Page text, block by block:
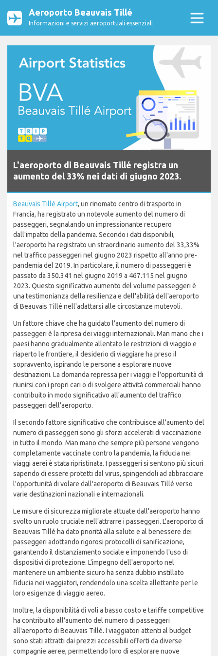
Aeroporto Beauvais Tillé
Informazioni e servizi aeroportuali essenziali
L'aeroporto di Beauvais Tillé registra un
aumento del 33% nei dati di giugno 2023.
Beauvais Tillé Airport, un rinomato centro di trasporto in
Francia, ha registrato un notevole aumento del numero di
passeggeri, segnalando un impressionante recupero
dall'impatto della pandemia. Secondo i dati disponibili,
l'aeroporto ha registrato un straordinario aumento del 33,33%
nel traffico passeggeri nel giugno 2023 rispetto all'anno pre-
pandemia del 2019. In particolare, il numero di passeggeri è
passato da 350.341 nel giugno 2019 a 467.115 nel giugno
2023. Questo significativo aumento del volume passeggeri è
una testimonianza della resilienza e dell'abilità dell'aeroporto
di Beauvais Tillé nell'adattarsi alle circostanze mutevoli.
Un fattore chiave che ha guidato l'aumento del numero di
passeggeri è la ripresa dei viaggi internazionali. Man mano che i
paesi hanno gradualmente allentato le restrizioni di viaggio e
riaperto le frontiere, il desiderio di viaggiare ha preso il
sopravvento, ispirando le persone a esplorare nuove
destinazioni. La domanda repressa per i viaggi e l'opportunità di
riunirsi con i propri cari o di svolgere attività commerciali hanno
contribuito in modo significativo all'aumento del traffico
passeggeri dell'aeroporto.
Il secondo fattore significativo che contribuisce all'aumento del
numero di passeggeri sono gli sforzi accelerati di vaccinazione
in tutto il mondo. Man mano che sempre più persone vengono
completamente vaccinate contro la pandemia, la fiducia nei
viaggi aerei è stata ripristinata. I passeggeri si sentono più sicuri
sapendo di essere protetti dal virus, spingendoli ad abbracciare
l'opportunità di volare dall'aeroporto di Beauvais Tillé verso
varie destinazioni nazionali e internazionali.
Le misure di sicurezza migliorate attuate dall'aeroporto hanno
svolto un ruolo cruciale nell'attrarre i passeggeri. L'aeroporto di
Beauvais Tillé ha dato priorità alla salute e al benessere dei
passeggeri adottando rigorosi protocolli di sanificazione,
garantendo il distanziamento sociale e imponendo l'uso di
dispositivi di protezione. L'impegno dell'aeroporto nel
mantenere un ambiente sicuro ha senza dubbio instillato
fiducia nei viaggiatori, rendendolo una scelta allettante per le
loro esigenze di viaggio aereo.
Inoltre, la disponibilità di voli a basso costo e tariffe competitive
ha contribuito all'aumento del numero di passeggeri
all'aeroporto di Beauvais Tillé. I viaggiatori attenti al budget
sono stati attratti dai prezzi accessibili offerti da diverse
compagnie aeree, permettendo loro di esplorare nuove